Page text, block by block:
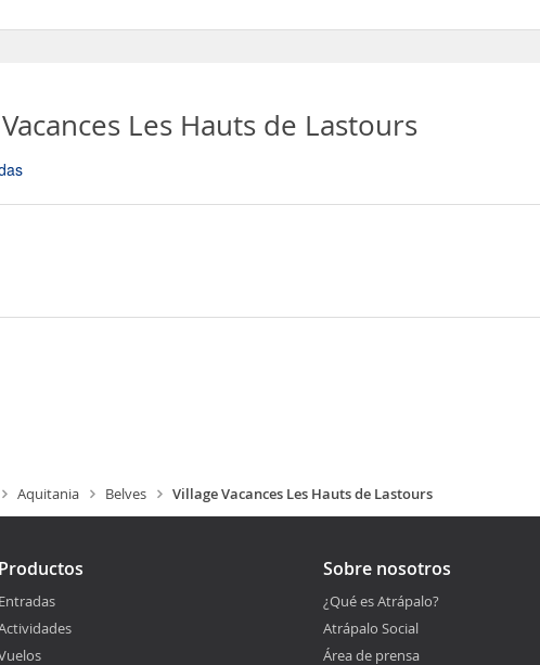
Les Hauts de Lastours
Aquitania Belves Village Vacances Les Hauts de Lastours
Productos
Entradas
Sobre nosotros
¿Qué es Atrápalo?
Atrápalo Social
Área de prensa